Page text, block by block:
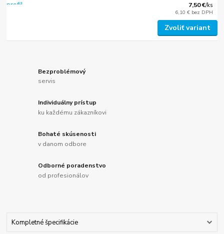
7,50 €/ks
6,10 € bez DPH
Zvoliť variant
Bezproblémový
servis
Individuálny prístup
ku každému zákazníkovi
Bohaté skúsenosti
v danom odbore
Odborné poradenstvo
od profesionálov
Kompletné špecifikácie